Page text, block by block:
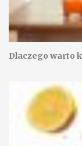
Dlaczego warto